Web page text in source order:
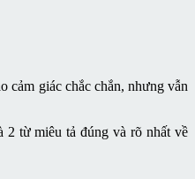
giác chắc chắn, nhưng vẫn
2 từ miêu tả đúng và rõ nhất về